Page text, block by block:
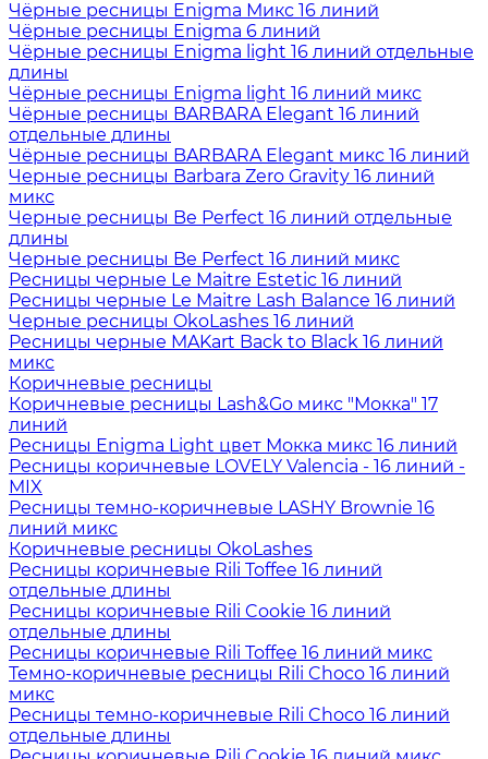
Чёрные ресницы Enigma Микс 16 линий
Чёрные ресницы Enigma 6 линий
Чёрные ресницы Enigma light 16 линий отдельные
длины
Чёрные ресницы Enigma light 16 линий микс
Чёрные ресницы BARBARA Elegant 16 линий
отдельные длины
Чёрные ресницы BARBARA Elegant микс 16 линий
Черные ресницы Barbara Zero Gravity 16 линий
микс
Черные ресницы Be Perfect 16 линий отдельные
длины
Черные ресницы Be Perfect 16 линий микс
Ресницы черные Le Maitre Estetic 16 линий
Ресницы черные Le Maitre Lash Balance 16 линий
Черные ресницы OkoLashes 16 линий
Ресницы черные MAKart Back to Black 16 линий
микс
Коричневые ресницы
Коричневые ресницы Lash&Go микс "Мокка" 17
линий
Ресницы Enigma Light цвет Мокка микс 16 линий
Ресницы коричневые LOVELY Valencia - 16 линий -
MIX
Ресницы темно-коричневые LASHY Brownie 16
линий микс
Коричневые ресницы OkoLashes
Ресницы коричневые Rili Toffee 16 линий
отдельные длины
Ресницы коричневые Rili Cookie 16 линий
отдельные длины
Ресницы коричневые Rili Toffee 16 линий микс
Темно-коричневые ресницы Rili Choco 16 линий
микс
Ресницы темно-коричневые Rili Choco 16 линий
отдельные длины